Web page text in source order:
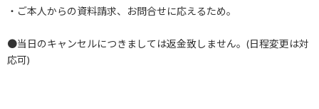
・ご本人からの資料請求、お問合せに応えるため。
●当日のキャンセルにつきましては返金致しません。(日程変更は対
応可)